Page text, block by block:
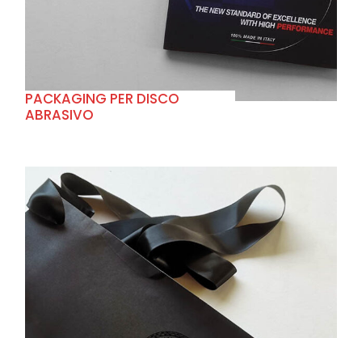
PACKAGING PER DISCO
ABRASIVO